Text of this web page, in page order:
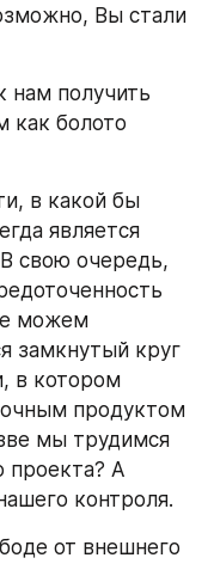
Вы стали
нам получить
как болото
в какой бы
является
свою очередь,
можем
замкнутый круг
в котором
продуктом
мы трудимся
проекта? А
контроля.
от внешнего